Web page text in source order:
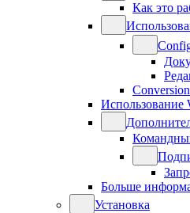
Как это
Использование
Больше
Установка